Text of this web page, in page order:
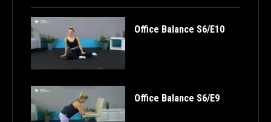
Office Balance S6/E10
Office Balance S6/E9